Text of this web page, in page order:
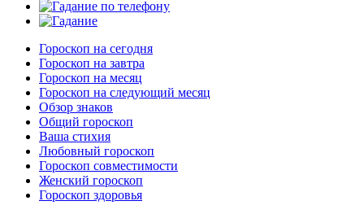
Гороскоп на сегодня
Гороскоп на завтра
Гороскоп на месяц
Гороскоп на следующий месяц
Обзор знаков
Общий гороскоп
Ваша стихия
Любовный гороскоп
Гороскоп совместимости
Женский гороскоп
Гороскоп здоровья